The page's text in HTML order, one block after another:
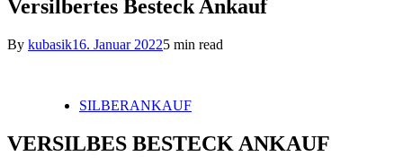
Versilbertes Besteck Ankauf
By kubasik16. Januar 20225 min read
Posted SILBERANKAUF
VERSILBES BESTECK ANKAUF